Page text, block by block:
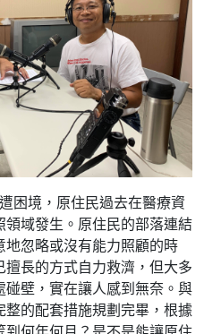
困境，原住民過去在醫療資
域發生。原住民的部落連結
忽略或沒有能力照顧的時
長的方式自力救濟，但大多
壁，實在讓人感到無奈。與
的配套措施規劃完畢，根據